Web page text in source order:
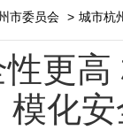
市委员会 > 城市杭
更
模化